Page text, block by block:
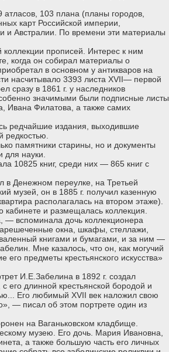
103 плана (планы городов,
карт Российской империи,
и Австралии. По времени эти материалы
прописей. Интерес к ним
когда он собирал материалы о
в основном у антикваров на
насчитывало 3393 листа XVII— первой
сразу в 1861 г. у наследников
значимыми были подписные листы
Ивана Филатова, а также самих
редчайшие издания, выходившие
редкостью.
памятники старины, но и документы
для науки.
10825 книг, среди них — 865 книг с
в Денежном переулке, на Третьей
музей, он в 1885 г. получил казенную
располагалась на втором этаже).
и размещалась коллекция.
— вспоминала дочь коллекционера
окна, шкафы, стеллажи,
книгами и бумагами, и за ним —
Мне казалось, что он, как могучий
предметы крестьянского искусства»
И.Е.Забелина в 1892 г. создал
с его длинной крестьянской бородой и
Его любимый XVII век наложил свою
— писал об этом портрете один из
на Ваганьковском кладбище.
музею. Его дочь. Мария Ивановна,
а также большую часть его личных